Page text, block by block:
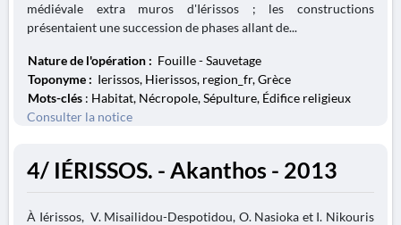
médiévale extra muros d'Iérissos ; les constructions
présentaient une succession de phases allant de...
Nature de l'opération : Fouille - Sauvetage
Toponyme : Ierissos, Hierissos, region_fr, Grèce
Mots-clés : Habitat, Nécropole, Sépulture, Édifice religieux
Consulter la notice
4/ IÉRISSOS. - Akanthos - 2013
À Iérissos, V. Misailidou-Despotidou, O. Nasioka et I. Nikouris